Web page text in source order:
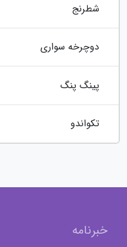
شطرنج
دوچرخه سواری
پینگ پنگ
تکواندو
خبرنامه